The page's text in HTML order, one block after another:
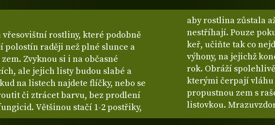
vřesovištní rostliny, které podobně
polostín raději než plné slunce a
Zvyknou si i na občasné
ale jejich listy budou slabé a
na listech najdete flíčky, nebo se
či ztrácet barvu, bez prodlení
Většinou stačí 1-2 postřiky,
aby rostlina zůstala
nestříhají. Pouze
keř, učiňte tak co
výhony, na jejichž
rok. Obráží
kterými čerpají
propustnou zem s
listovkou.